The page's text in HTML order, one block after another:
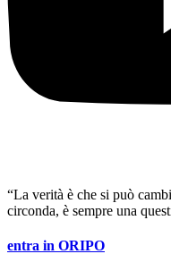
“La verità è che si può
circonda, è sempre una
entra in ORIPO